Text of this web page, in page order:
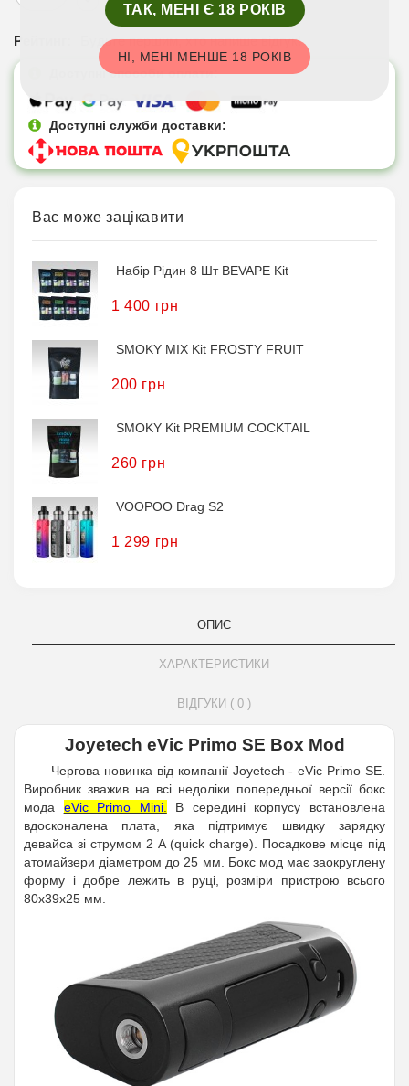
Рейтинг: Будьте першим, хто напише відгук!
Доступні способи оплати:
Доступні служби доставки:
Вас може зацікавити
Набір Рідин 8 Шт BEVAPE Kit
1 400 грн
SMOKY MIX Kit FROSTY FRUIT
200 грн
SMOKY Kit PREMIUM COCKTAIL
260 грн
VOOPOO Drag S2
1 299 грн
ОПИС
ХАРАКТЕРИСТИКИ
ВІДГУКИ ( 0 )
Joyetech eVic Primo SE Box Mod
Чергова новинка від компанії Joyetech - eVic Primo SE.
Виробник зважив на всі недоліки попередньої версії бокс
мода eVic Primo Mini.
В середині корпусу встановлена
вдосконалена плата, яка підтримує швидку зарядку
девайса зі струмом 2 А (quick charge). Посадкове місце під
атомайзери діаметром до 25 мм . Бокс мод має заокруглену
форму і добре лежить в руці, розміри пристрою всього
80х39х25 мм.
ТАК, МЕНІ Є 18 РОКІВ
НІ, МЕНІ МЕНШЕ 18 РОКІВ